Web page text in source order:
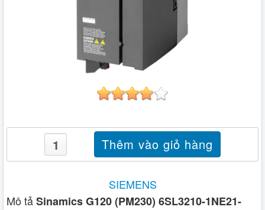
SIEMENS
Mô tảSinamics G120 (PM230) 6SL3210-1NE21-